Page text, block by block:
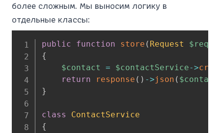
более сложным. Мы выносим логику в
отдельные классы:
public function store ( Request
{
$contact
= $contactService->
return
response ( ) ->json ( $contact
}
class
ContactService
{